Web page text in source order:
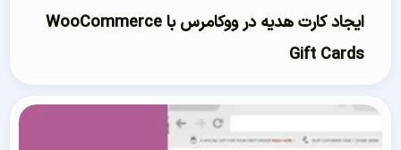
ایجاد کارت هدیه در ووکامرس با WooCommerce
Gift Cards